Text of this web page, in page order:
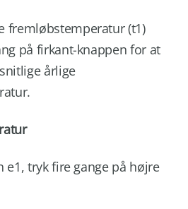
fremløbstemperatur (t1)
på firkant-knappen for at
årlige
e1, tryk fire gange på højre